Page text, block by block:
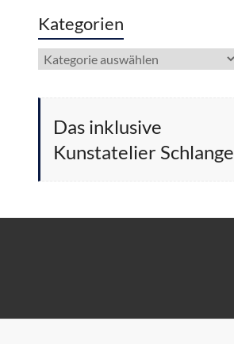
Kategorien
Kategorien
Das inklusive
Kunstatelier Schlange